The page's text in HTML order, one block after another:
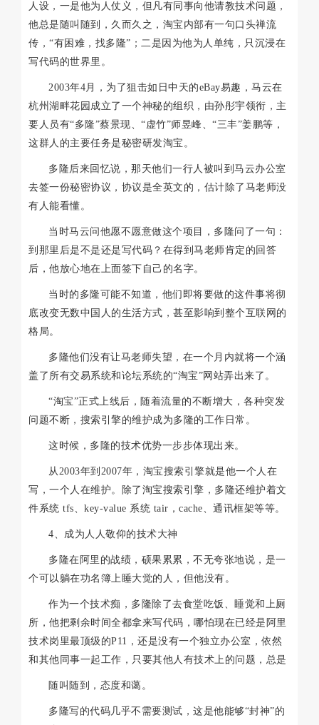
人设，一是他为人仗义，但凡有同事向他请教技术问题，
他总是随叫随到，久而久之，淘宝内部有一句口头禅流
传，“有困难，找多隆”；二是因为他为人单纯，只沉浸在
写代码的世界里。
2003年4月，为了狙击如日中天的eBay易趣，马云在
杭州湖畔花园成立了一个神秘的组织，由孙彤宇领衔，主
要人员有“多隆”蔡景现、“虚竹”师昱峰、“三丰”姜鹏等，
这群人的主要任务是秘密研发淘宝。
多隆后来回忆说，那天他们一行人被叫到马云办公室
去签一份秘密协议，协议是全英文的，估计除了马老师没
有人能看懂。
当时马云问他愿不愿意做这个项目，多隆问了一句：
到那里后是不是还是写代码？在得到马老师肯定的回答
后，他放心地在上面签下自己的名字。
当时的多隆可能不知道，他们即将要做的这件事将彻
底改变无数中国人的生活方式，甚至影响到整个互联网的
格局。
多隆他们没有让马老师失望，在一个月内就将一个涵
盖了所有交易系统和论坛系统的“淘宝”网站弄出来了。
“淘宝”正式上线后，随着流量的不断增大，各种突发
问题不断，搜索引擎的维护成为多隆的工作日常。
这时候，多隆的技术优势一步步体现出来。
从2003年到2007年，淘宝搜索引擎就是他一个人在
写，一个人在维护。除了淘宝搜索引擎，多隆还维护着文
件系统 tfs、key-value 系统 tair，cache、通讯框架等等。
4、成为人人敬仰的技术大神
多隆在阿里的战绩，硕果累累，不无夸张地说，是一
个可以躺在功名簿上睡大觉的人，但他没有。
作为一个技术痴，多隆除了去食堂吃饭、睡觉和上厕
所，他把剩余时间全都拿来写代码，哪怕现在已经是阿里
技术岗里最顶级的P11，还是没有一个独立办公室，依然
和其他同事一起工作，只要其他人有技术上的问题，总是
随叫随到，态度和蔼。
多隆写的代码几乎不需要测试，这是他能够“封神”的